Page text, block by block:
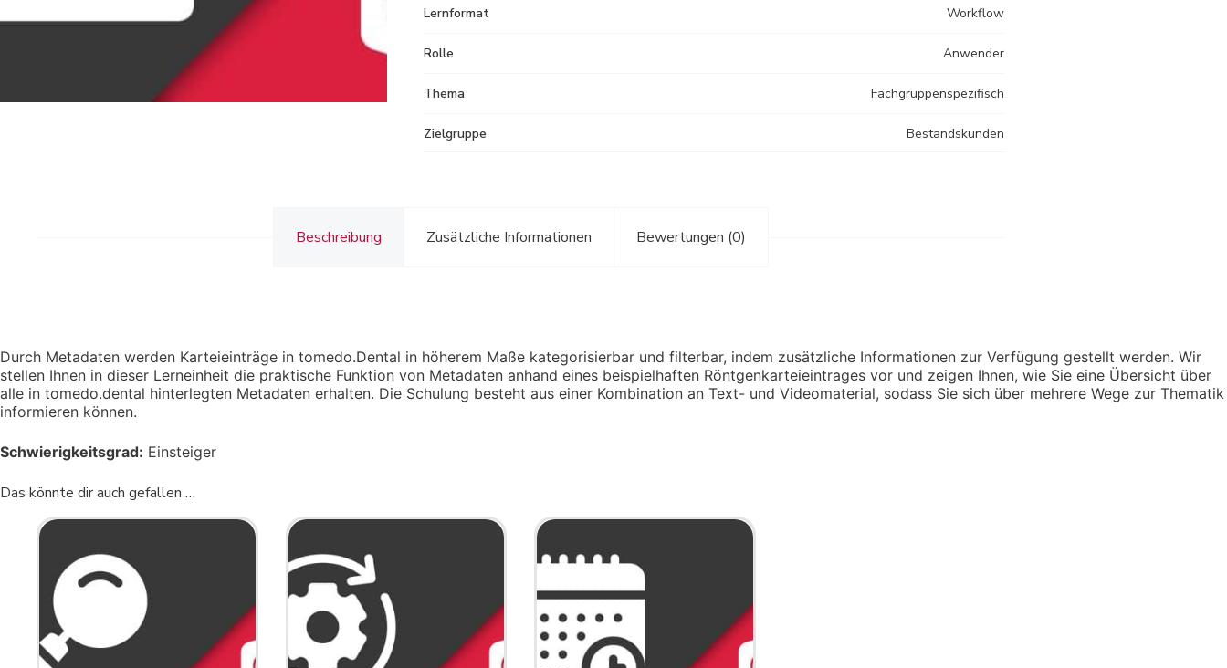
Lernformat Workflow
Rolle Anwender
Thema Fachgruppenspezifisch
Zielgruppe Bestandskunden
Beschreibung Zusätzliche Informationen Bewertungen (0)
Durch Metadaten werden Karteieinträge in tomedo.Dental in höherem Maße kategorisierbar und filterbar, indem zusätzliche Informationen zur Verfügung gestellt werden. Wir
stellen Ihnen in dieser Lerneinheit die praktische Funktion von Metadaten anhand eines beispielhaften Röntgenkarteieintrages vor und zeigen Ihnen, wie Sie eine Übersicht über
alle in tomedo.dental hinterlegten Metadaten erhalten. Die Schulung besteht aus einer Kombination an Text- und Videomaterial, sodass Sie sich über mehrere Wege zur Thematik
informieren können.
Schwierigkeitsgrad: Einsteiger
Das könnte dir auch gefallen …